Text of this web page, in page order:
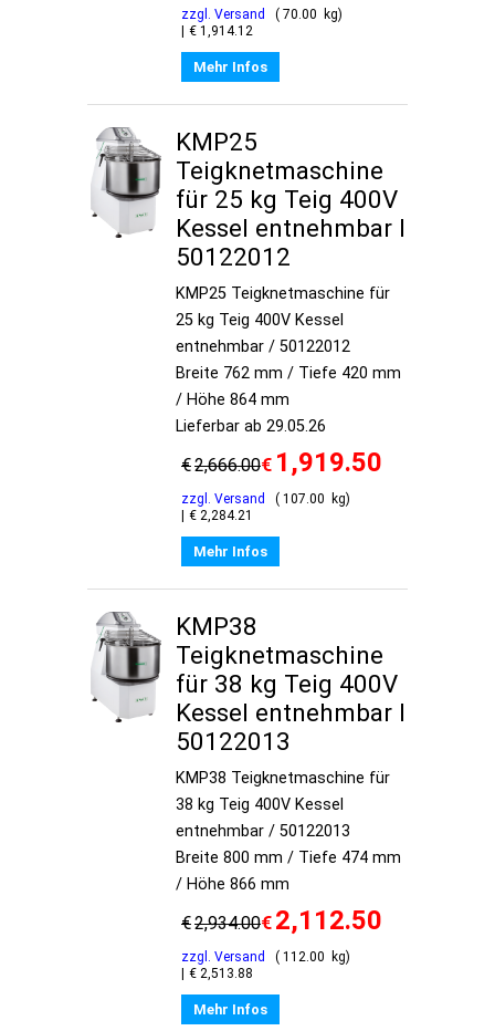
zzgl. Versand 70.00
kg
€ 1,914.12
Mehr Infos
KMP25
Teigknetmaschine
für 25 kg Teig 400V
Kessel entnehmbar I
50122012
KMP25 Teigknetmaschine für
25 kg Teig 400V Kessel
entnehmbar / 50122012
Breite 762 mm / Tiefe 420 mm
/ Höhe 864 mm
Lieferbar ab 29.05.26
€2,666.00€ 1,919.50
zzgl. Versand 107.00
kg
€ 2,284.21
Mehr Infos
KMP38
Teigknetmaschine
für 38 kg Teig 400V
Kessel entnehmbar I
50122013
KMP38 Teigknetmaschine für
38 kg Teig 400V Kessel
entnehmbar / 50122013
Breite 800 mm / Tiefe 474 mm
/ Höhe 866 mm
€2,934.00€ 2,112.50
zzgl. Versand 112.00
kg
€ 2,513.88
Mehr Infos